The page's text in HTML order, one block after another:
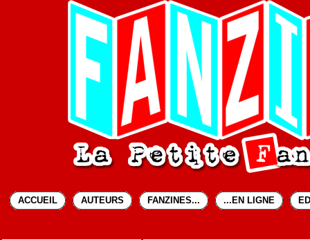
ACCUEIL AUTEURS FANZINES... ...EN LIGNE